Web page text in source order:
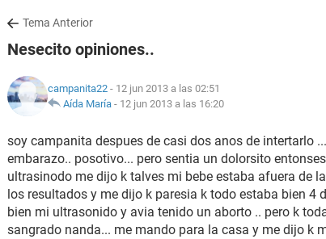
Tema Anterior
Nesecito opiniones..
campanita22 - 12 jun 2013 a las 02:51
Aída María - 12 jun 2013 a las 16:20
soy campanita despues de casi dos anos de intertarlo
embarazo.. posotivo... pero sentia un dolorsito
ultrasinodo me dijo k talves mi bebe estaba afuera de
los resultados y me dijo k paresia k todo estaba bien 4
bien mi ultrasonido y avia tenido un aborto .. pero k
sangrado nanda... me mando para la casa y me dijo k